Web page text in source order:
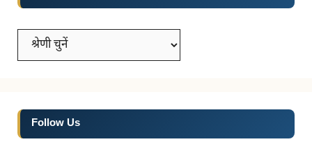
Categories
Follow Us